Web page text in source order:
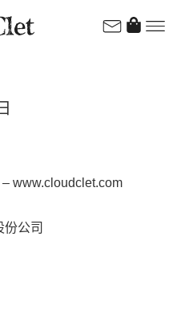
www.cloudclet.com
份公司